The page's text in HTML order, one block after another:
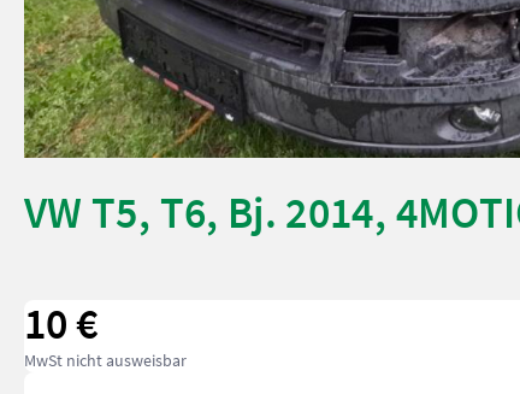
VW T5, T6, Bj. 2014,
10 €
MwSt nicht ausweisbar